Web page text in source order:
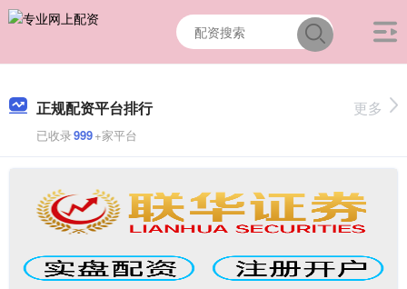
正规配资平台排行
已收录999+家平台
更多